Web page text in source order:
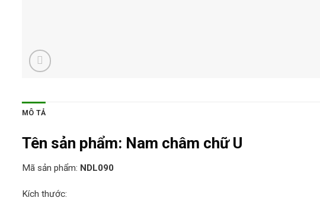
MÔ TẢ
Tên sản phẩm: Nam châm chữ U
Mã sản phẩm: NDL090
Kích thước: